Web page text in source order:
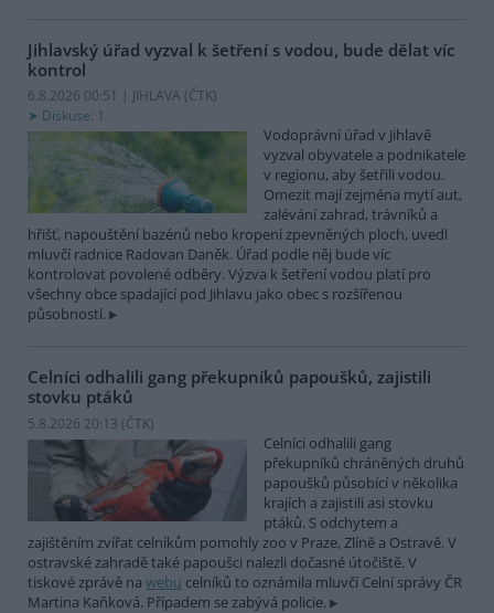
Jihlavský úřad vyzval k šetření s vodou, bude dělat víc
kontrol
6.8.2026 00:51 | JIHLAVA (ČTK)
Diskuse: 1
Vodoprávní úřad v Jihlavě
vyzval obyvatele a podnikatele
v regionu, aby šetřili vodou.
Omezit mají zejména mytí aut,
zalévání zahrad, trávníků a
hřišť, napouštění bazénů nebo kropení zpevněných ploch, uvedl
mluvčí radnice Radovan Daněk. Úřad podle něj bude víc
kontrolovat povolené odběry. Výzva k šetření vodou platí pro
všechny obce spadající pod Jihlavu jako obec s rozšířenou
působností.
Celníci odhalili gang překupníků papoušků, zajistili
stovku ptáků
5.8.2026 20:13 (ČTK)
Celníci odhalili gang
překupníků chráněných druhů
papoušků působící v několika
krajích a zajistili asi stovku
ptáků. S odchytem a
zajištěním zvířat celníkům pomohly zoo v Praze, Zlíně a Ostravě. V
ostravské zahradě také papoušci nalezli dočasné útočiště. V
tiskové zprávě na webu celníků to oznámila mluvčí Celní správy ČR
Martina Kaňková. Případem se zabývá policie.